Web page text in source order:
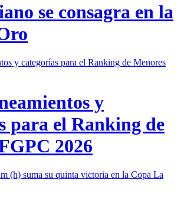
se consagra en la
y
para el Ranking de
2026